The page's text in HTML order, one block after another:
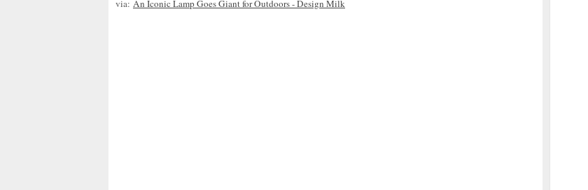
via: An Iconic Lamp Goes Giant for Outdoors - Design Milk